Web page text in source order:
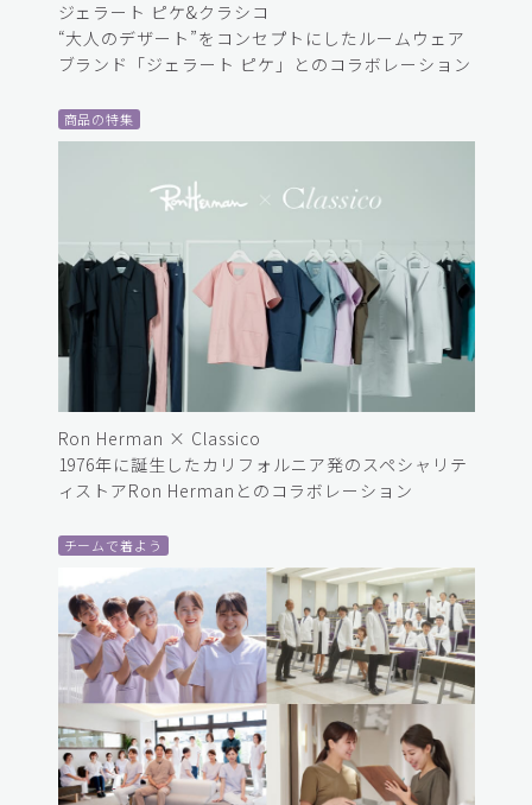
ジェラート ピケ&クラシコ
“大人のデザート”をコンセプトにしたルームウェア
ブランド「ジェラート ピケ」とのコラボレーション
商品の特集
Ron Herman × Classico
1976年に誕生したカリフォルニア発のスペシャリテ
ィストアRon Hermanとのコラボレーション
チームで着よう